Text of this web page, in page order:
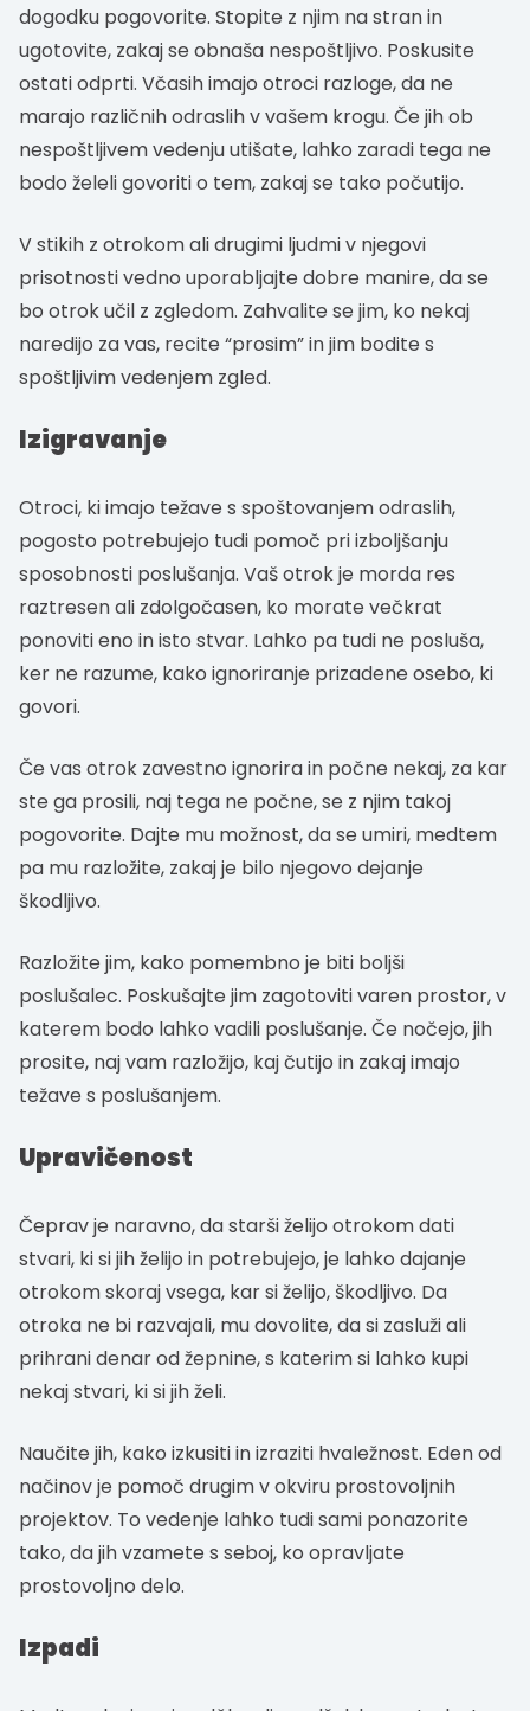
dogodku pogovorite. Stopite z njim na stran in
ugotovite, zakaj se obnaša nespoštljivo. Poskusite
ostati odprti. Včasih imajo otroci razloge, da ne
marajo različnih odraslih v vašem krogu. Če jih ob
nespoštljivem vedenju utišate, lahko zaradi tega ne
bodo želeli govoriti o tem, zakaj se tako počutijo.
V stikih z otrokom ali drugimi ljudmi v njegovi
prisotnosti vedno uporabljajte dobre manire, da se
bo otrok učil z zgledom. Zahvalite se jim, ko nekaj
naredijo za vas, recite “prosim” in jim bodite s
spoštljivim vedenjem zgled.
Izigravanje
Otroci, ki imajo težave s spoštovanjem odraslih,
pogosto potrebujejo tudi pomoč pri izboljšanju
sposobnosti poslušanja. Vaš otrok je morda res
raztresen ali zdolgočasen, ko morate večkrat
ponoviti eno in isto stvar. Lahko pa tudi ne posluša,
ker ne razume, kako ignoriranje prizadene osebo, ki
govori.
Če vas otrok zavestno ignorira in počne nekaj, za kar
ste ga prosili, naj tega ne počne, se z njim takoj
pogovorite. Dajte mu možnost, da se umiri, medtem
pa mu razložite, zakaj je bilo njegovo dejanje
škodljivo.
Razložite jim, kako pomembno je biti boljši
poslušalec. Poskušajte jim zagotoviti varen prostor, v
katerem bodo lahko vadili poslušanje. Če nočejo, jih
prosite, naj vam razložijo, kaj čutijo in zakaj imajo
težave s poslušanjem.
Upravičenost
Čeprav je naravno, da starši želijo otrokom dati
stvari, ki si jih želijo in potrebujejo, je lahko dajanje
otrokom skoraj vsega, kar si želijo, škodljivo. Da
otroka ne bi razvajali, mu dovolite, da si zasluži ali
prihrani denar od žepnine, s katerim si lahko kupi
nekaj stvari, ki si jih želi.
Naučite jih, kako izkusiti in izraziti hvaležnost. Eden od
načinov je pomoč drugim v okviru prostovoljnih
projektov. To vedenje lahko tudi sami ponazorite
tako, da jih vzamete s seboj, ko opravljate
prostovoljno delo.
Izpadi